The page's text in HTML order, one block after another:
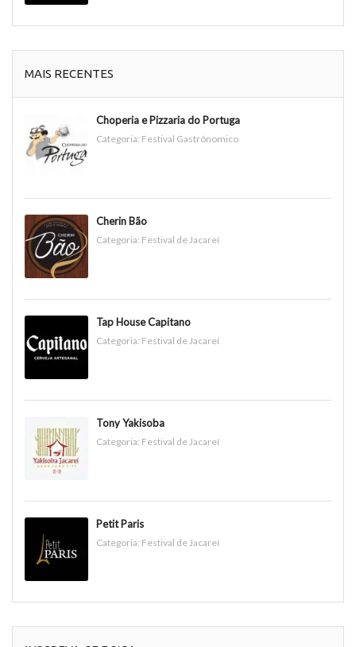
MAIS RECENTES
Choperia e Pizzaria do Portuga
Categoria: Festival Gastrônomico
Cherin Bão
Categoria: Festival de Jacareí
Tap House Capitano
Categoria: Festival de Jacareí
Tony Yakisoba
Categoria: Festival de Jacareí
Petit Paris
Categoria: Festival de Jacareí